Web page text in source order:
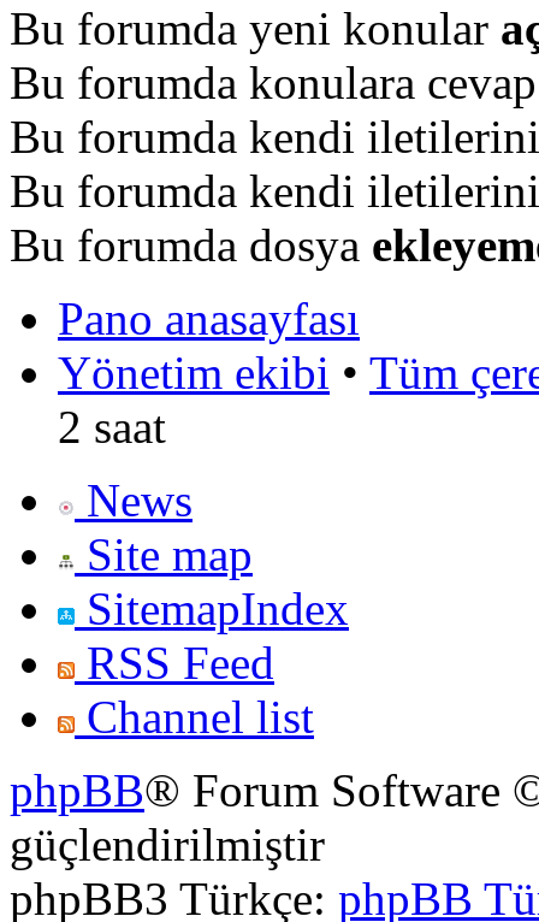
Bu forumda yeni konular
Bu forumda konulara
Bu forumda kendi
Bu forumda kendi
Bu forumda dosya
Pano anasayfası
Yönetim ekibi • Tüm
2 saat
News
Site map
SitemapIndex
RSS Feed
Channel list
phpBB® Forum Software
güçlendirilmiştir
phpBB3 Türkçe: phpBB